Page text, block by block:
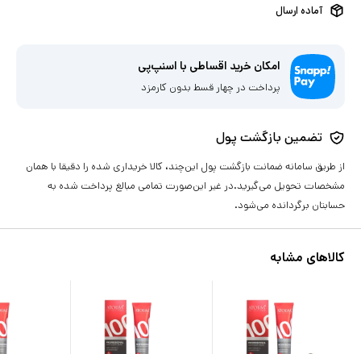
آماده ارسال
امکان خرید اقساطی با اسنپ‌پی
پرداخت در چهار قسط بدون کارمزد
تضمین بازگشت پول
از طریق سامانه ضمانت بازگشت پول این‌چند، کالا خریداری شده را دقیقا با همان
مشخصات تحویل می‌گیرید.در غیر این‌صورت تمامی مبالغ پرداخت شده به
حسابتان برگردانده می‌شود.
کالاهای مشابه